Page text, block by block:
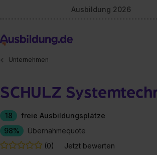
Ausbildung 2026
Unternehmen
SCHULZ
18
freie Ausbildungsplätze
98%
Übernahmequote
(0)
Jetzt bewerten